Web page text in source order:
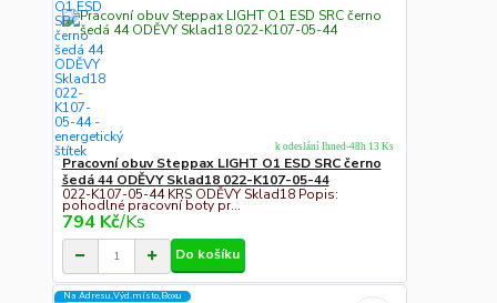
Pracovní obuv Steppax LIGHT O1 ESD SRC černo
šedá 44 ODĚVY Sklad18 022-K107-05-44
022-K107-05-44 KRS ODĚVY Sklad18 Popis:
pohodlné pracovní boty pr...
794 Kč/Ks
k odeslání Ihned-48h 13 Ks
Do košíku
Na Adresu,Výd.místo,Boxu